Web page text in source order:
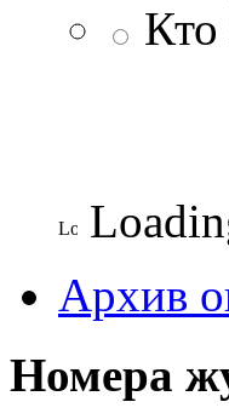
Кто
Архив
Номера